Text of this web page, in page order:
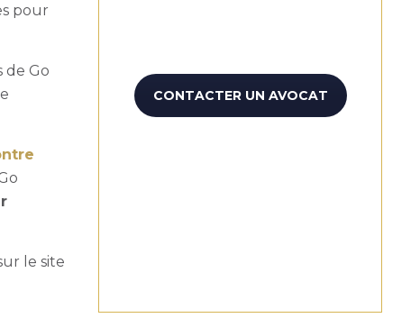
pour
de Go
le site
CONTACTER UN AVOCAT